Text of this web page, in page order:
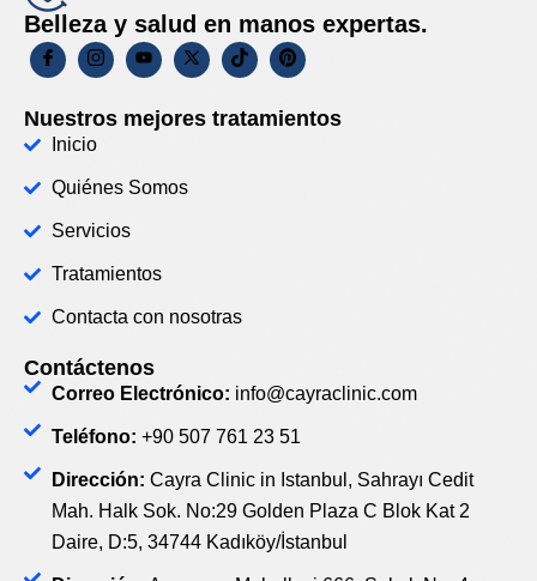
Belleza y salud en manos expertas.
Nuestros mejores tratamientos
Inicio
Quiénes Somos
Servicios
Tratamientos
Contacta con nosotras
Contáctenos
Correo Electrónico: info@cayraclinic.com
Teléfono: +90 507 761 23 51
Dirección: Cayra Clinic in Istanbul, Sahrayı Cedit
Mah. Halk Sok. No:29 Golden Plaza C Blok Kat 2
Daire, D:5, 34744 Kadıköy/İstanbul